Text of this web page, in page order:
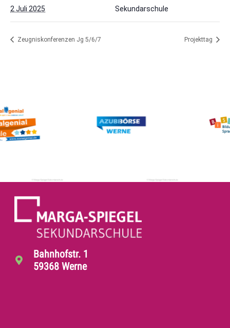
2 Juli 2025
Sekundarschule
Zeugniskonferenzen Jg 5/6/7 Projekttag
Bahnhofstr. 1
59368 Werne